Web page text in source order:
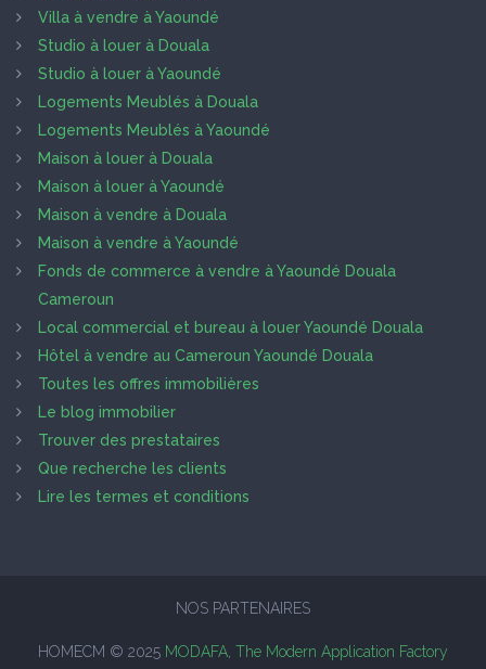
Villa à vendre à Yaoundé
Studio à louer à Douala
Studio à louer à Yaoundé
Logements Meublés à Douala
Logements Meublés à Yaoundé
Maison à louer à Douala
Maison à louer à Yaoundé
Maison à vendre à Douala
Maison à vendre à Yaoundé
Fonds de commerce à vendre à Yaoundé Douala
Cameroun
Local commercial et bureau à louer Yaoundé Douala
Hôtel à vendre au Cameroun Yaoundé Douala
Toutes les offres immobilières
Le blog immobilier
Trouver des prestataires
Que recherche les clients
Lire les termes et conditions
NOS PARTENAIRES
HOMECM © 2025 MODAFA, The Modern Application Factory